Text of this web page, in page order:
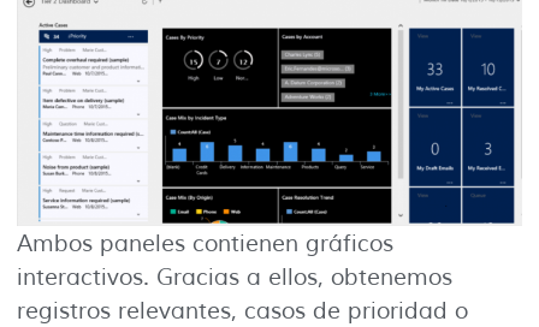
Ambos paneles contienen gráficos
interactivos. Gracias a ellos, obtenemos
registros relevantes, casos de prioridad o